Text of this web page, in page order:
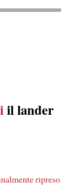
il lander
ripreso